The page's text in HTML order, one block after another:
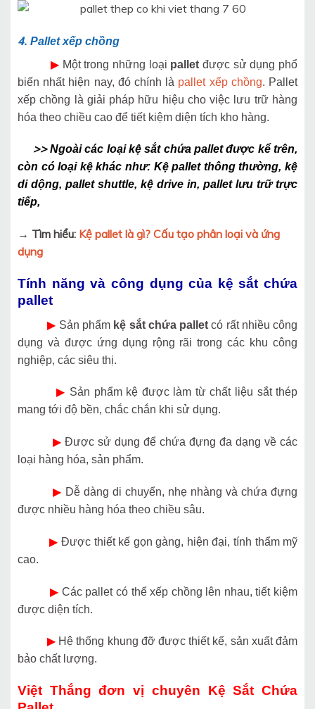
4. Pallet xếp chồng
▶ Một trong những loại pallet được sử dụng phổ
biến nhất hiện nay, đó chính là pallet xếp chồng. Pallet
xếp chồng là giải pháp hữu hiệu cho việc lưu trữ hàng
hóa theo chiều cao để tiết kiệm diện tích kho hàng.
>> Ngoài các loại kệ sắt chứa pallet được kể trên,
còn có loại kệ khác như: Kệ pallet thông thường, kệ
di dộng, pallet shuttle, kệ drive in, pallet lưu trữ trực
tiếp,
→ Tìm hiểu: Kệ pallet là gì? Cấu tạo phân loại và ứng
dụng
Tính năng và công dụng của kệ sắt chứa
pallet
▶ Sản phẩm kệ sắt chứa pallet có rất nhiều công
dụng và được ứng dụng rộng rãi trong các khu công
nghiệp, các siêu thị.
▶ Sản phẩm kệ được làm từ chất liệu sắt thép
mang tới độ bền, chắc chắn khi sử dụng.
▶Được sử dụng để chứa đựng đa dạng về các
loại hàng hóa, sản phẩm.
▶ Dễ dàng di chuyển, nhẹ nhàng và chứa đựng
được nhiều hàng hóa theo chiều sâu.
▶Được thiết kế gọn gàng, hiện đại, tính thẩm mỹ
cao.
▶ Các pallet có thể xếp chồng lên nhau, tiết kiệm
được diện tích.
▶ Hệ thống khung đỡ được thiết kế, sản xuất đảm
bảo chất lượng.
Việt Thắng đơn vị chuyên Kệ Sắt Chứa